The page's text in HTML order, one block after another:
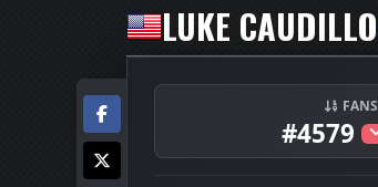
LUKE CAUDILLO
FANS
#4579